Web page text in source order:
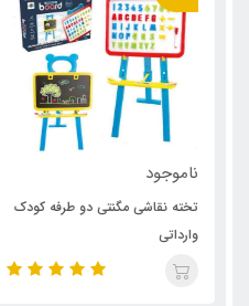
ناموجود
تخته نقاشی مگنتی دو طرفه کودک
وارداتی